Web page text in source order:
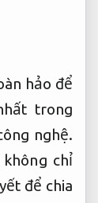
hảo để
trong
nghệ.
chỉ
để chia